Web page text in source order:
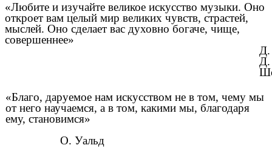
«Любите и изучайте великое искусство музыки. Оно
откроет вам целый мир великих чувств, страстей,
мыслей. Оно сделает вас духовно богаче, чище,
совершеннее»
Д.
Д.
«Благо, даруемое нам искусством не в том, чему мы
от него научаемся, а в том, какими мы, благодаря
ему, становимся»
О. Уальд